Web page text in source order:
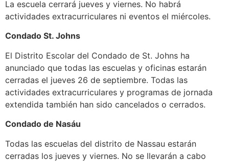
La escuela cerrará jueves y viernes. No habrá
actividades extracurriculares ni eventos el miércoles.
Condado St. Johns
El Distrito Escolar del Condado de St. Johns ha
anunciado que todas las escuelas y oficinas estarán
cerradas el jueves 26 de septiembre. Todas las
actividades extracurriculares y programas de jornada
extendida también han sido cancelados o cerrados.
Condado de Nasáu
Todas las escuelas del distrito de Nassau estarán
cerradas los jueves y viernes. No se llevarán a cabo